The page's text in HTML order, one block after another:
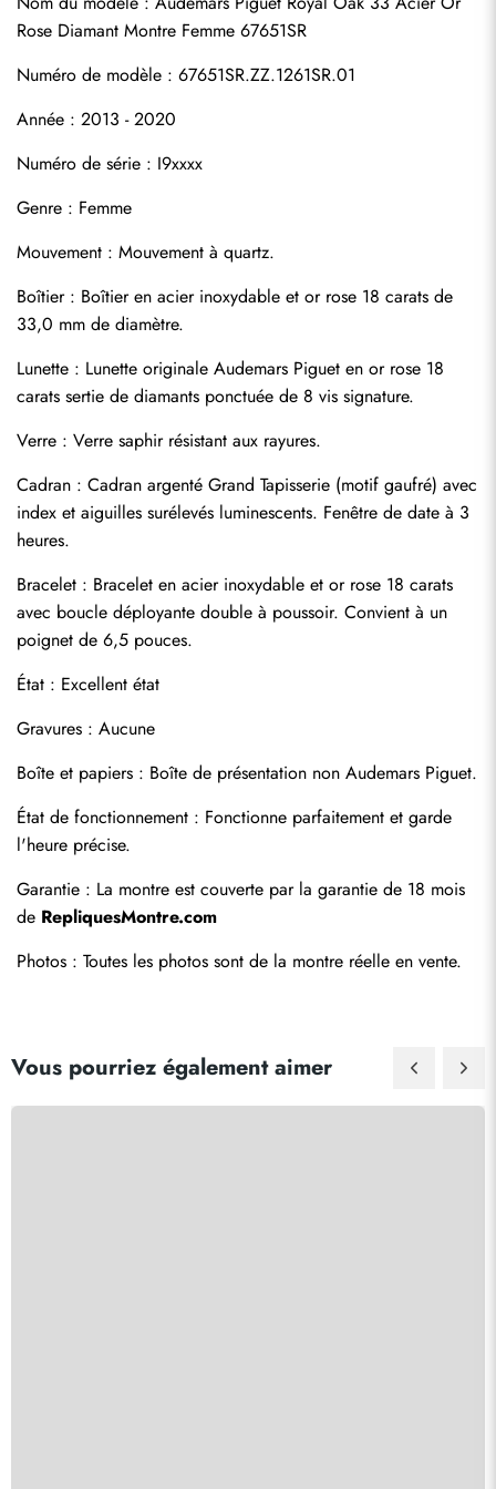
Rose Diamant Montre Femme 67651SR
Numéro de modèle : 67651SR.ZZ.1261SR.01
Année : 2013 - 2020
Numéro de série : I9xxxx
Genre : Femme
Mouvement : Mouvement à quartz.
Boîtier : Boîtier en acier inoxydable et or rose 18 carats de
33,0 mm de diamètre.
Lunette : Lunette originale Audemars Piguet en or rose 18
carats sertie de diamants ponctuée de 8 vis signature.
Verre : Verre saphir résistant aux rayures.
Cadran : Cadran argenté Grand Tapisserie (motif gaufré) avec
index et aiguilles surélevés luminescents. Fenêtre de date à 3
heures.
Bracelet : Bracelet en acier inoxydable et or rose 18 carats
avec boucle déployante double à poussoir. Convient à un
poignet de 6,5 pouces.
État : Excellent état
Gravures : Aucune
Boîte et papiers : Boîte de présentation non Audemars Piguet.
État de fonctionnement : Fonctionne parfaitement et garde
l'heure précise.
Garantie : La montre est couverte par la garantie de 18 mois
de RepliquesMontre.com
Photos : Toutes les photos sont de la montre réelle en vente.
Vous pourriez également aimer
Envoyer